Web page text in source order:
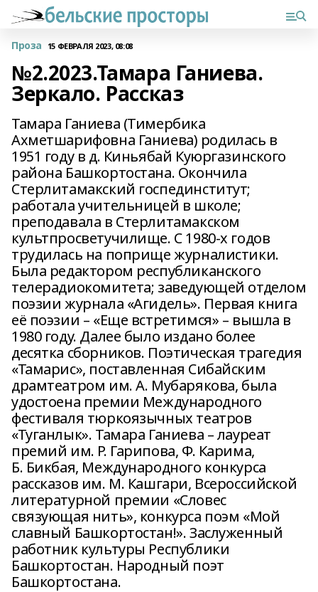
Проза 15 ФЕВРАЛЯ 2023, 08:08
№2.2023.Тамара Ганиева.
Зеркало. Рассказ
Тамара Ганиева (Тимербика
Ахметшарифовна Ганиева) родилась в
1951 году в д. Киньябай Куюргазинского
района Башкортостана. Окончила
Стерлитамакский госпединститут;
работала учительницей в школе;
преподавала в Стерлитамакском
культпросветучилище. С 1980-х годов
трудилась на поприще журналистики.
Была редактором республиканского
телерадиокомитета; заведующей отделом
поэзии журнала «Агидель». Первая книга
её поэзии – «Еще встретимся» – вышла в
1980 году. Далее было издано более
десятка сборников. Поэтическая трагедия
«Тамарис», поставленная Сибайским
драмтеатром им. А. Мубарякова, была
удостоена премии Международного
фестиваля тюркоязычных театров
«Туганлык». Тамара Ганиева – лауреат
премий им. Р. Гарипова, Ф. Карима,
Б. Бикбая, Международного конкурса
рассказов им. М. Кашгари, Всероссийской
литературной премии «Словес
связующая нить», конкурса поэм «Мой
славный Башкортостан!». Заслуженный
работник культуры Республики
Башкортостан. Народный поэт
Башкортостана.